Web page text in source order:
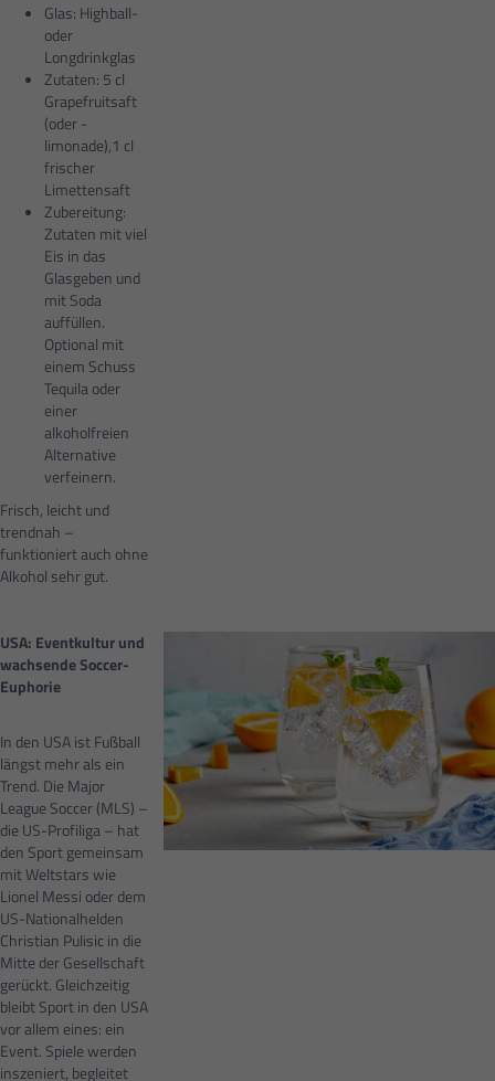
Glas: Highball-
oder
Longdrinkglas
Zutaten: 5 cl
Grapefruitsaft
(oder -
limonade),1 cl
frischer
Limettensaft
Zubereitung:
Zutaten mit viel
Eis in das
Glasgeben und
mit Soda
auffüllen.
Optional mit
einem Schuss
Tequila oder
einer
alkoholfreien
Alternative
verfeinern.
Frisch, leicht und
trendnah –
funktioniert auch ohne
Alkohol sehr gut.
USA: Eventkultur und
wachsende Soccer-
Euphorie
In den USA ist Fußball
längst mehr als ein
Trend. Die Major
League Soccer (MLS) –
die US-Profiliga – hat
den Sport gemeinsam
mit Weltstars wie
Lionel Messi oder dem
US-Nationalhelden
Christian Pulisic in die
Mitte der Gesellschaft
gerückt. Gleichzeitig
bleibt Sport in den USA
vor allem eines: ein
Event. Spiele werden
inszeniert, begleitet